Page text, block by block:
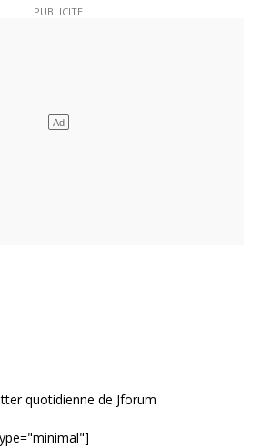
quotidienne de Jforum